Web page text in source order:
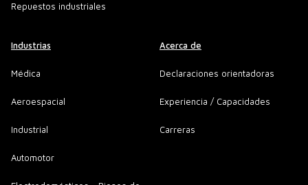
Repuestos industriales
Industrias
Médica
Aeroespacial
Industrial
Automotor
Acerca de
Declaraciones orientadoras
Experiencia / Capacidades
Carreras